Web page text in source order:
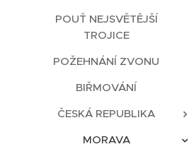
POUŤ NEJSVĚTĚJŠÍ
TROJICE
POŽEHNÁNÍ ZVONU
BIŘMOVÁNÍ
ČESKÁ REPUBLIKA
MORAVA